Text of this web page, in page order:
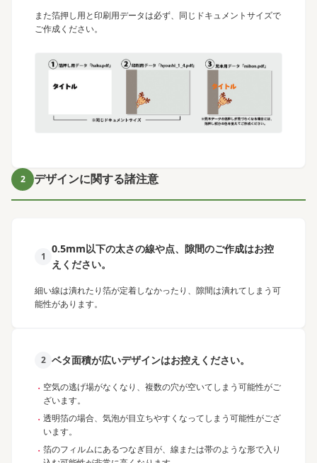
また箔押し用と印刷用データは必ず、同じドキュメントサイズで
ご作成ください。
2 デザインに関する諸注意
1
0.5mm以下の太さの線や点、隙間のご作成はお控
えください。
細い線は潰れたり箔が定着しなかったり、隙間は潰れてしまう可
能性があります。
2 ベタ面積が広いデザインはお控えください。
・ 空気の逃げ場がなくなり、複数の穴が空いてしまう可能性がご
ざいます。
・ 透明箔の場合、気泡が目立ちやすくなってしまう可能性がござ
います。
・ 箔のフィルムにあるつなぎ目が、線または帯のような形で入り